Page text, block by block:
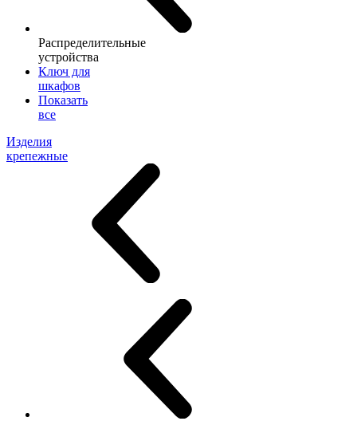
Распределительные
устройства
Ключ для
шкафов
Показать
все
Изделия
крепежные